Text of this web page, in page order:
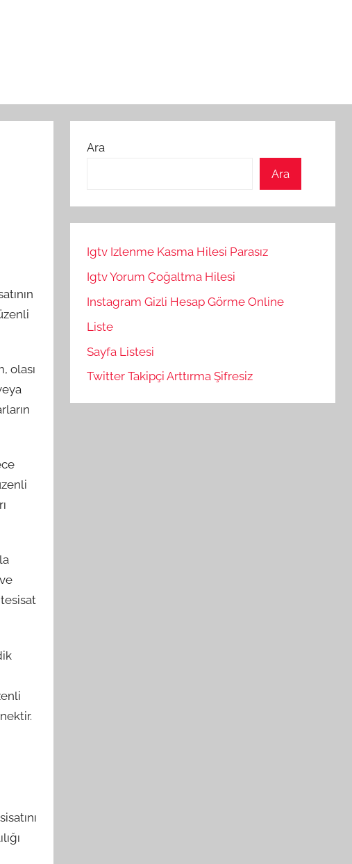
olası
Ara
Ara
Igtv Izlenme Kasma Hilesi Parasız
Igtv Yorum Çoğaltma Hilesi
Instagram Gizli Hesap Görme Online
Liste
Sayfa Listesi
Twitter Takipçi Arttırma Şifresiz